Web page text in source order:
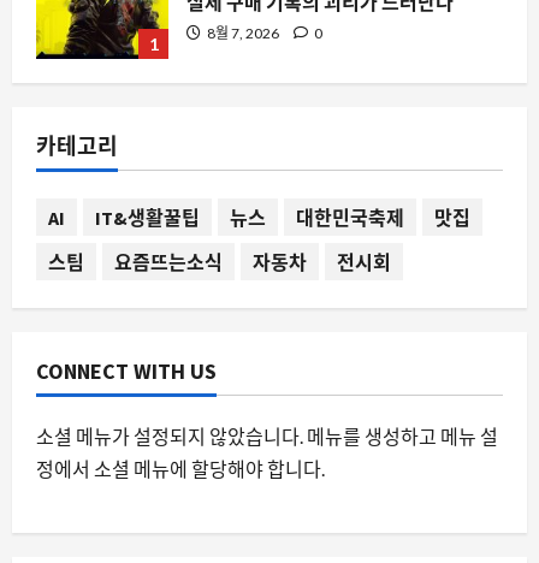
1
8월 7, 2026 0
유
스팀에서 ‘Blast the Past’가 주목받는
이유와 데이터로 본 indie 게임의 생존 전
오버워치 디몬 시네마틱이 던지는 성장
통과 팬덤의 반응
카테고리
AI IT&생활꿀팁 뉴스 대한민국축제
맛집
스팀
요즘뜨는소식 자동차 전시회
CONNECT WITH US
소셜 메뉴가 설정되지 않았습니다. 메뉴를 생성하고 메뉴 설
정에서 소셜 메뉴에 할당해야 합니다.